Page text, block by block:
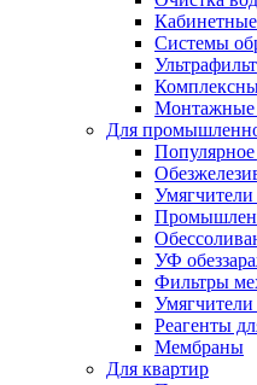
Системы
Монтажные
Для
Популярное
УФ
Фильтры
Реагенты
Мембраны
Для квартир